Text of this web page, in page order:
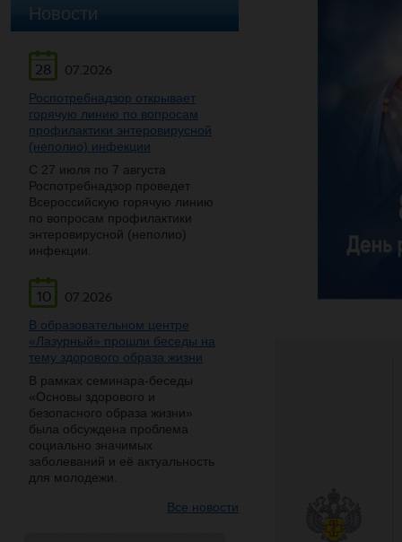
Новости
28
07.2026
Роспотребнадзор открывает
горячую линию по вопросам
профилактики энтеровирусной
(неполио) инфекции
С 27 июля по 7 августа
Роспотребнадзор проведет
Всероссийскую горячую линию
по вопросам профилактики
энтеровирусной (неполио)
инфекции.
10
07.2026
В образовательном центре
«Лазурный» прошли беседы на
тему здорового образа жизни
В рамках семинара-беседы
«Основы здорового и
безопасного образа жизни»
была обсуждена проблема
социально значимых
заболеваний и её актуальность
для молодежи.
Все новости